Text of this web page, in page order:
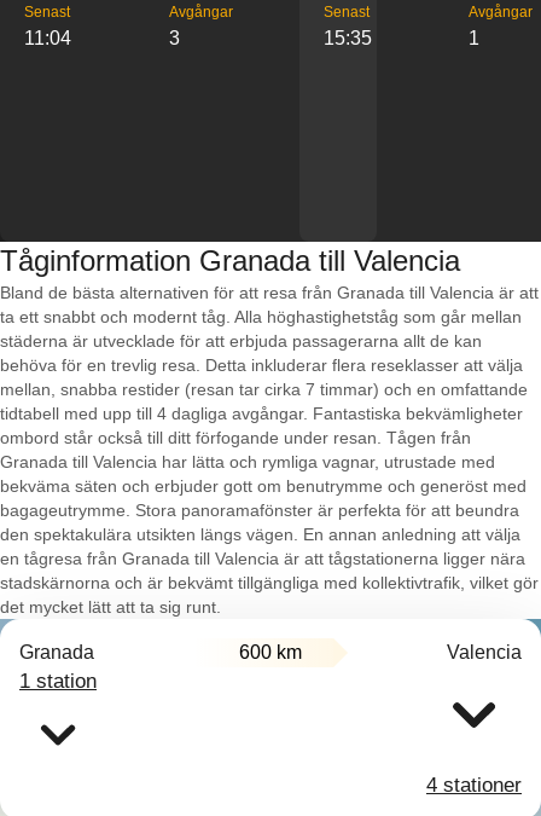
Senast
11:04
Avgångar
3
Senast
15:35
Avgångar
1
Tåginformation Granada till Valencia
Bland de bästa alternativen för att resa från Granada till Valencia är att
ta ett snabbt och modernt tåg. Alla höghastighetståg som går mellan
städerna är utvecklade för att erbjuda passagerarna allt de kan
behöva för en trevlig resa. Detta inkluderar flera reseklasser att välja
mellan, snabba restider (resan tar cirka 7 timmar) och en omfattande
tidtabell med upp till 4 dagliga avgångar. Fantastiska bekvämligheter
ombord står också till ditt förfogande under resan. Tågen från
Granada till Valencia har lätta och rymliga vagnar, utrustade med
bekväma säten och erbjuder gott om benutrymme och generöst med
bagageutrymme. Stora panoramafönster är perfekta för att beundra
den spektakulära utsikten längs vägen. En annan anledning att välja
en tågresa från Granada till Valencia är att tågstationerna ligger nära
stadskärnorna och är bekvämt tillgängliga med kollektivtrafik, vilket gör
det mycket lätt att ta sig runt.
Granada 600 km Valencia
1 station
4 stationer